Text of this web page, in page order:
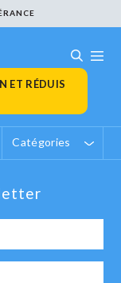
ET RÉDUIS
Catégories